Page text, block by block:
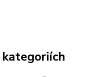
kategoriích